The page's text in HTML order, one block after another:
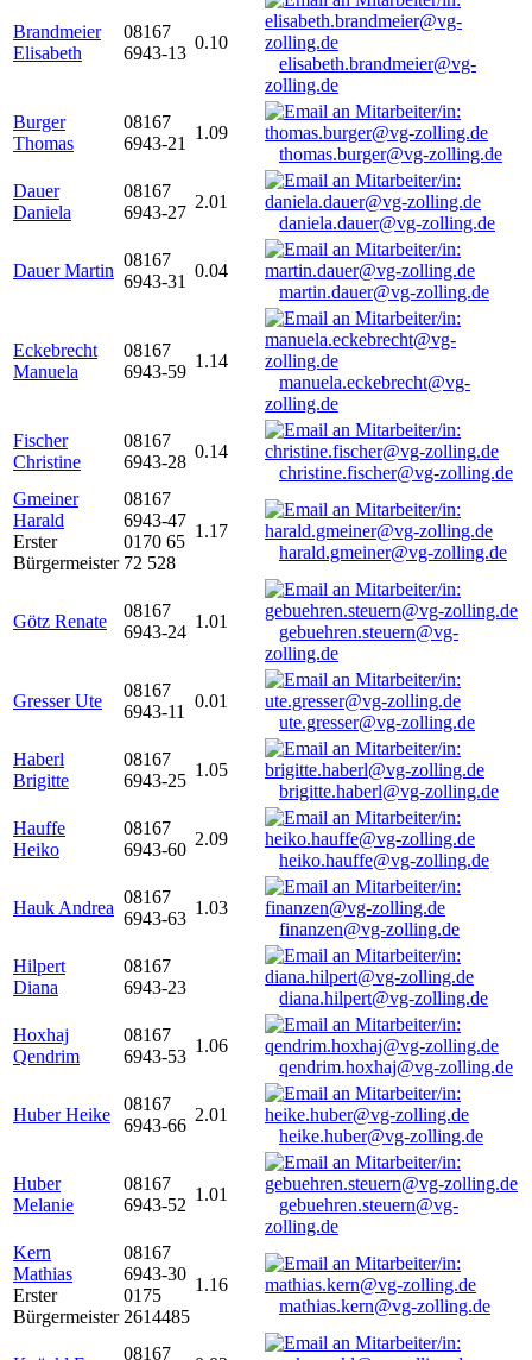
Brandmeier
Elisabeth
08167
6943-13
0.10
elisabeth.brandmeier@vg-
zolling.de
Burger
Thomas
08167
6943-21
1.09
thomas.burger@vg-zolling.de
Dauer
Daniela
08167
6943-27
2.01
daniela.dauer@vg-zolling.de
Dauer Martin
08167
6943-31
0.04
martin.dauer@vg-zolling.de
Eckebrecht
Manuela
08167
6943-59
1.14
manuela.eckebrecht@vg-
zolling.de
Fischer
Christine
08167
6943-28
0.14
christine.fischer@vg-zolling.de
Gmeiner
Harald
Erster
Bürgermeister
08167
6943-47
0170 65
72 528
1.17
harald.gmeiner@vg-zolling.de
Götz Renate
08167
6943-24
1.01
gebuehren.steuern@vg-
zolling.de
Gresser Ute
08167
6943-11
0.01
ute.gresser@vg-zolling.de
Haberl
Brigitte
08167
6943-25
1.05
brigitte.haberl@vg-zolling.de
Hauffe
Heiko
08167
6943-60
2.09
heiko.hauffe@vg-zolling.de
Hauk Andrea
08167
6943-63
1.03
finanzen@vg-zolling.de
Hilpert
Diana
08167
6943-23
diana.hilpert@vg-zolling.de
Hoxhaj
Qendrim
08167
6943-53
1.06
qendrim.hoxhaj@vg-zolling.de
Huber Heike
08167
6943-66
2.01
heike.huber@vg-zolling.de
Huber
Melanie
08167
6943-52
1.01
gebuehren.steuern@vg-
zolling.de
Kern
Mathias
Erster
Bürgermeister
08167
6943-30
0175
2614485
1.16
mathias.kern@vg-zolling.de
08167